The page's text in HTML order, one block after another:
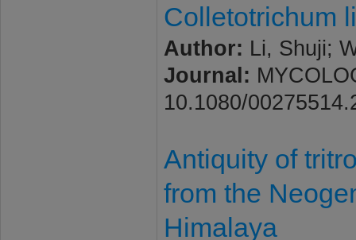
Colletotrichum
Author: Li, Shuji;
Journal:
10.1080/
Antiquity of
from the
Himalaya